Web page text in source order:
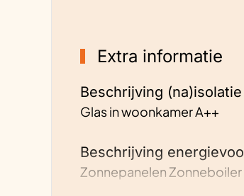
Extra informatie
Beschrijving
Glas in woonkamer A++
Beschrijving
Zonnepanelen